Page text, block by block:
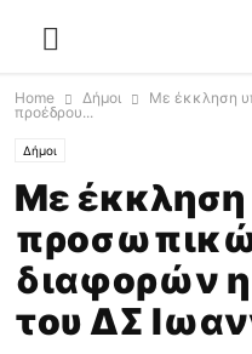
Home Δήμοι
Με έκκληση
προέδρου...
Δήμοι
Με
διαφορών
του ΔΣ